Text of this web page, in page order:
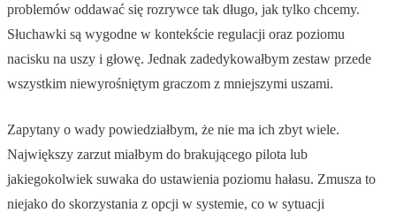
problemów oddawać się rozrywce tak długo, jak tylko chcemy.
Słuchawki są wygodne w kontekście regulacji oraz poziomu
nacisku na uszy i głowę. Jednak zadedykowałbym zestaw przede
wszystkim niewyrośniętym graczom z mniejszymi uszami.
Zapytany o wady powiedziałbym, że nie ma ich zbyt wiele.
Największy zarzut miałbym do brakującego pilota lub
jakiegokolwiek suwaka do ustawienia poziomu hałasu. Zmusza to
niejako do skorzystania z opcji w systemie, co w sytuacji